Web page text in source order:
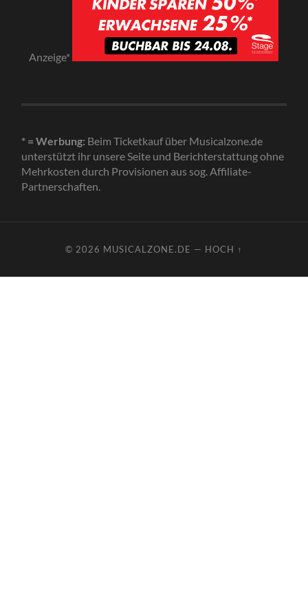
Anzeige*
* = Werbung: Beim Ticketkauf über Musicalzone.de
unterstützt ihr unsere Seite und Berichterstattung ohne
Mehrkosten durch Provisionen aus sog. Affiliate-
Partnerschaften.
© 2026 MUSICALZONE.DE — HOCH ↑